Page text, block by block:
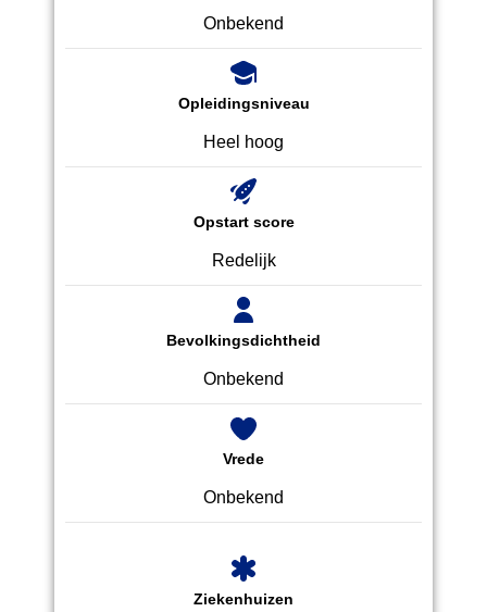
Onbekend
Opleidingsniveau
Heel hoog
Opstart score
Redelijk
Bevolkingsdichtheid
Onbekend
Vrede
Onbekend
Ziekenhuizen